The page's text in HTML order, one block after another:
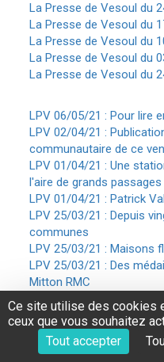
La Presse de Vesoul du
La Presse de Vesoul du
La Presse de Vesoul du
La Presse de Vesoul du
La Presse de Vesoul du
LPV 06/05/21 : Pour lire
LPV 02/04/21 :
communautaire de ce
LPV 01/04/21 : Une
l'aire de grands
LPV 01/04/21 : Patrick
LPV 25/03/21 : Depuis
communes
LPV 25/03/21 : Maisons
LPV 25/03/21 : Des
Mitton RMC
LPV 18/03/21 : Ils
communale
LPV 11/03/21 :
footballeurs
Ce site utilise des cookies
ceux que vous souhaitez
Tout accepter